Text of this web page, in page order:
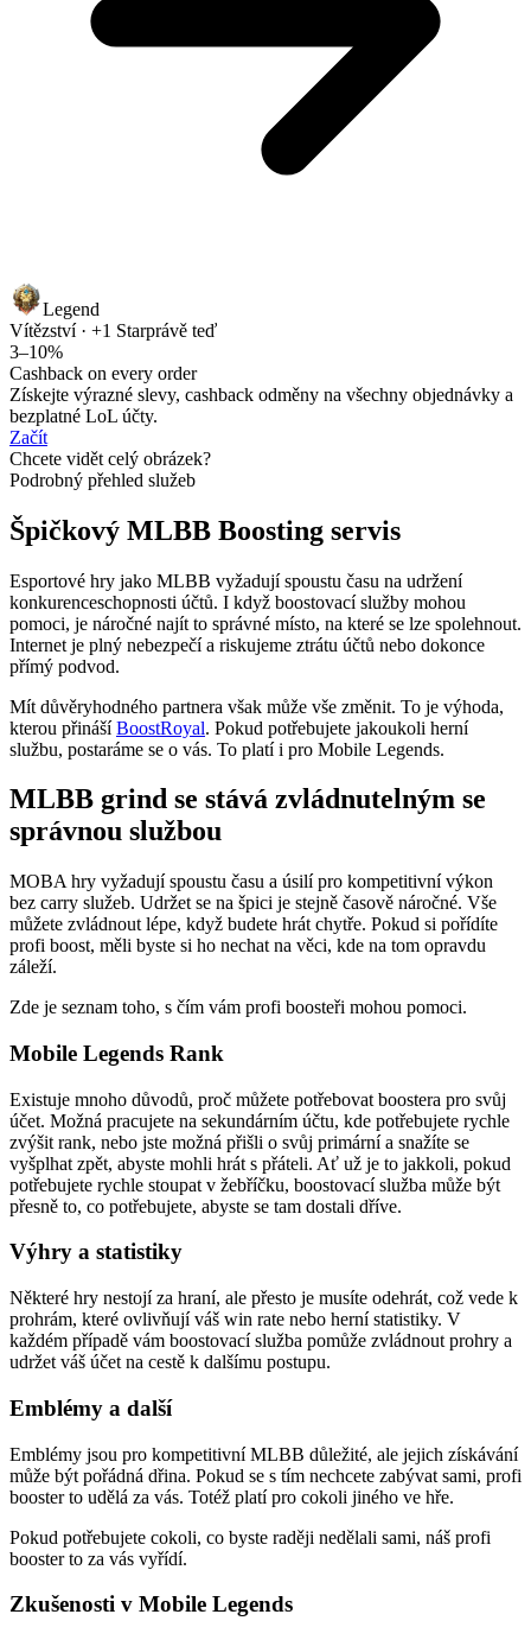
Legend
Vítězství · +1 Starprávě teď
3–10%
Cashback on every order
Získejte výrazné slevy, cashback odměny na všechny objednávky a
bezplatné LoL účty.
Začít
Chcete vidět celý obrázek?
Podrobný přehled služeb
Špičkový MLBB Boosting servis
Esportové hry jako MLBB vyžadují spoustu času na udržení
konkurenceschopnosti účtů. I když boostovací služby mohou
pomoci, je náročné najít to správné místo, na které se lze spolehnout.
Internet je plný nebezpečí a riskujeme ztrátu účtů nebo dokonce
přímý podvod.
Mít důvěryhodného partnera však může vše změnit. To je výhoda,
kterou přinášíBoostRoyal. Pokud potřebujete jakoukoli herní
službu, postaráme se o vás. To platí i pro Mobile Legends.
MLBB grind se stává zvládnutelným se
správnou službou
MOBA hry vyžadují spoustu času a úsilí pro kompetitivní výkon
bez carry služeb. Udržet se na špici je stejně časově náročné. Vše
můžete zvládnout lépe, když budete hrát chytře. Pokud si pořídíte
profi boost, měli byste si ho nechat na věci, kde na tom opravdu
záleží.
Zde je seznam toho, s čím vám profi boosteři mohou pomoci.
Mobile Legends Rank
Existuje mnoho důvodů, proč můžete potřebovat boostera pro svůj
účet. Možná pracujete na sekundárním účtu, kde potřebujete rychle
zvýšit rank, nebo jste možná přišli o svůj primární a snažíte se
vyšplhat zpět, abyste mohli hrát s přáteli. Ať už je to jakkoli, pokud
potřebujete rychle stoupat v žebříčku, boostovací služba může být
přesně to, co potřebujete, abyste se tam dostali dříve.
Výhry a statistiky
Některé hry nestojí za hraní, ale přesto je musíte odehrát, což vede k
prohrám, které ovlivňují váš win rate nebo herní statistiky. V
každém případě vám boostovací služba pomůže zvládnout prohry a
udržet váš účet na cestě k dalšímu postupu.
Emblémy a další
Emblémy jsou pro kompetitivní MLBB důležité, ale jejich získávání
může být pořádná dřina. Pokud se s tím nechcete zabývat sami, profi
booster to udělá za vás. Totéž platí pro cokoli jiného ve hře.
Pokud potřebujete cokoli, co byste raději nedělali sami, náš profi
booster to za vás vyřídí.
Zkušenosti v Mobile Legends